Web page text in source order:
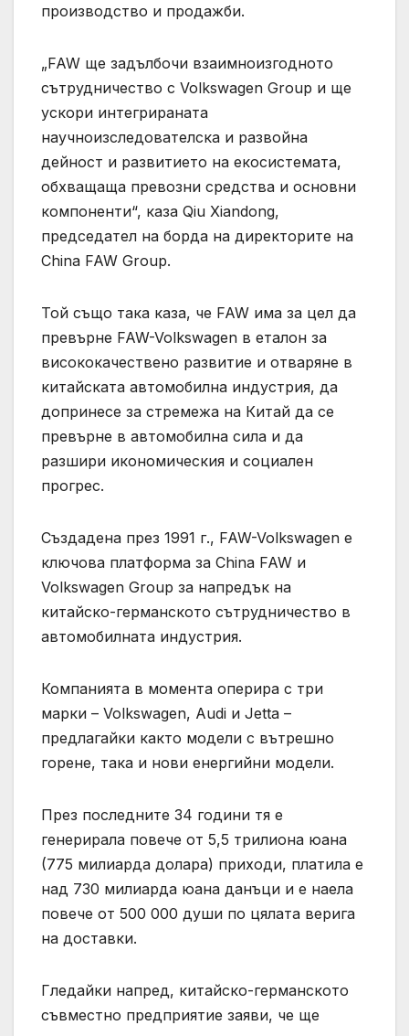
производство и продажби.
„FAW ще задълбочи взаимноизгодното
сътрудничество с Volkswagen Group и ще
ускори интегрираната
научноизследователска и развойна
дейност и развитието на екосистемата,
обхващаща превозни средства и основни
компоненти“, каза Qiu Xiandong,
председател на борда на директорите на
China FAW Group.
Той също така каза, че FAW има за цел да
превърне FAW-Volkswagen в еталон за
висококачествено развитие и отваряне в
китайската автомобилна индустрия, да
допринесе за стремежа на Китай да се
превърне в автомобилна сила и да
разшири икономическия и социален
прогрес.
Създадена през 1991 г., FAW-Volkswagen е
ключова платформа за China FAW и
Volkswagen Group за напредък на
китайско-германското сътрудничество в
автомобилната индустрия.
Компанията в момента оперира с три
марки – Volkswagen, Audi и Jetta –
предлагайки както модели с вътрешно
горене, така и нови енергийни модели.
През последните 34 години тя е
генерирала повече от 5,5 трилиона юана
(775 милиарда долара) приходи, платила е
над 730 милиарда юана данъци и е наела
повече от 500 000 души по цялата верига
на доставки.
Гледайки напред, китайско-германското
съвместно предприятие заяви, че ще